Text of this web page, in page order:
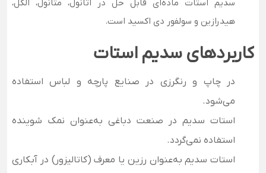
سدیم استات ماده‌ای قابل حل در اتانول، متانول، الکل،
هیدرازین و سولفور دی اکسید است.
کاربردهای سدیم استات
در چاپ و رنگرزی در صنایع پارچه و لباس استفاده
می‌شود.
استات سدیم در صنعت دباغی به‌عنوان نمک شوینده
استفاده نمی‌گردد.
استات سدیم به‌عنوان رزین یا معرف (کاتالیزور) در آبکاری